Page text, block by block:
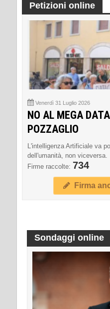
Petizioni online
Venerdì 31 Luglio 2026
NO AL MEGA
POZZAGLIO
L'intelligenza Artificiale va
dell'umanità, non viceversa.
Firme raccolte: 734
Firma
Sondaggi online